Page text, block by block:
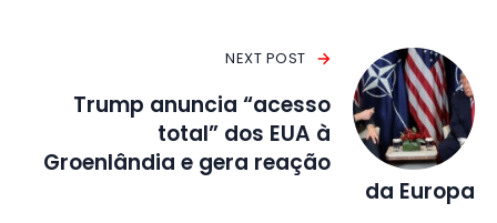
NEXT POST
Trump anuncia “acesso
total” dos EUA à
Groenlândia e gera reação
da Europa